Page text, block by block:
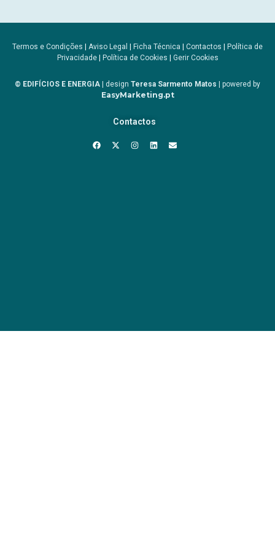
Termos e Condições Aviso Legal Ficha Técnica Contactos
Política de
Privacidade| Política de Cookies Gerir Cookies
© EDIFÍCIOS E ENERGIA | design Teresa Sarmento Matos | powered by
EasyMarketing.pt
Contactos